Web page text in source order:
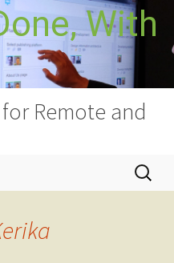
With
Remote and
Hanapin
ang: